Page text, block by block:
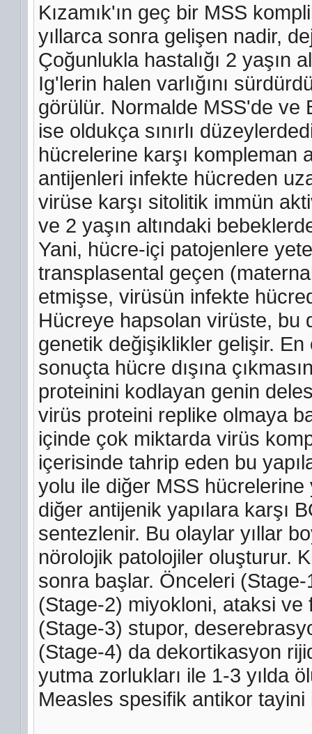
Kızamık'ın geç bir MSS
yıllarca sonra gelişen nadir,
Çoğunlukla hastalığı 2 yaşın
Ig'lerin halen varlığını
görülür. Normalde MSS'de ve
ise oldukça sınırlı
hücrelerine karşı kompleman
antijenleri infekte hücreden
virüse karşı sitolitik immün
ve 2 yaşın altındaki
Yani, hücre-içi patojenlere
transplasental geçen
etmişse, virüsün infekte
Hücreye hapsolan virüste, bu
genetik değişiklikler gelişir.
sonuçta hücre dışına
proteinini kodlayan genin
virüs proteini replike olmaya
içinde çok miktarda virüs
içerisinde tahrip eden bu
yolu ile diğer MSS hücrelerine
diğer antijenik yapılara karşı
sentezlenir. Bu olaylar yıllar
nörolojik patolojiler oluşturur.
sonra başlar. Önceleri
(Stage-2) miyokloni, ataksi
(Stage-3) stupor,
(Stage-4) da dekortikasyon
yutma zorlukları ile 1-3 yılda
Measles spesifik antikor tayini